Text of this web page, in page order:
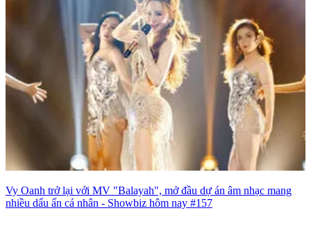
Vy Oanh trở lại với MV "Balayah", mở đầu dự án âm nhạc mang
nhiều dấu ấn cá nhân - Showbiz hôm nay #157